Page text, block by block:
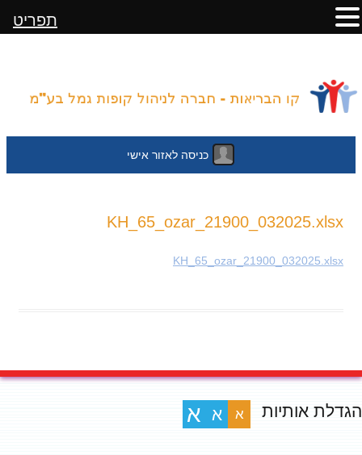
כניסה לאזור אישי
לתוכן
KH_65_ozar_21900_032025.xlsx
KH_65_ozar_21900_032025.xlsx
הגדלת אותיות א א א
תפריט